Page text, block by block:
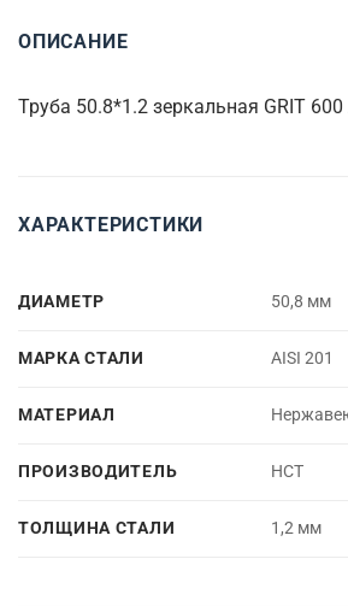
ОПИСАНИЕ
Труба 50.8*1.2 зеркальная GRIT 600
ХАРАКТЕРИСТИКИ
ДИАМЕТР 50,8 мм
МАРКА СТАЛИ AISI 201
МАТЕРИАЛ
ПРОИЗВОДИТЕЛЬ НСТ
ТОЛЩИНА СТАЛИ 1,2 мм